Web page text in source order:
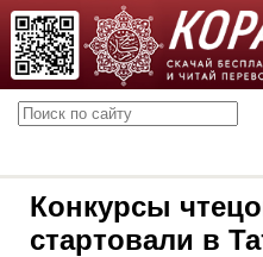
Конкурсы
стартовали в